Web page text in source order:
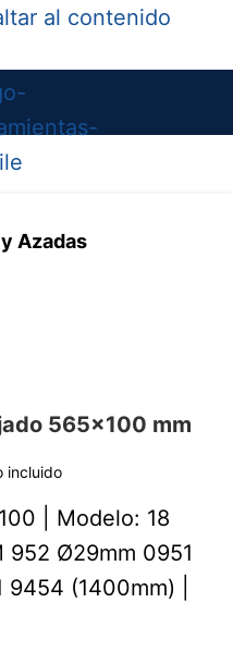
al contenido
Azadas
565x100 mm
incluido
| Modelo: 18
952 Ø29mm 0951
(1400mm) |